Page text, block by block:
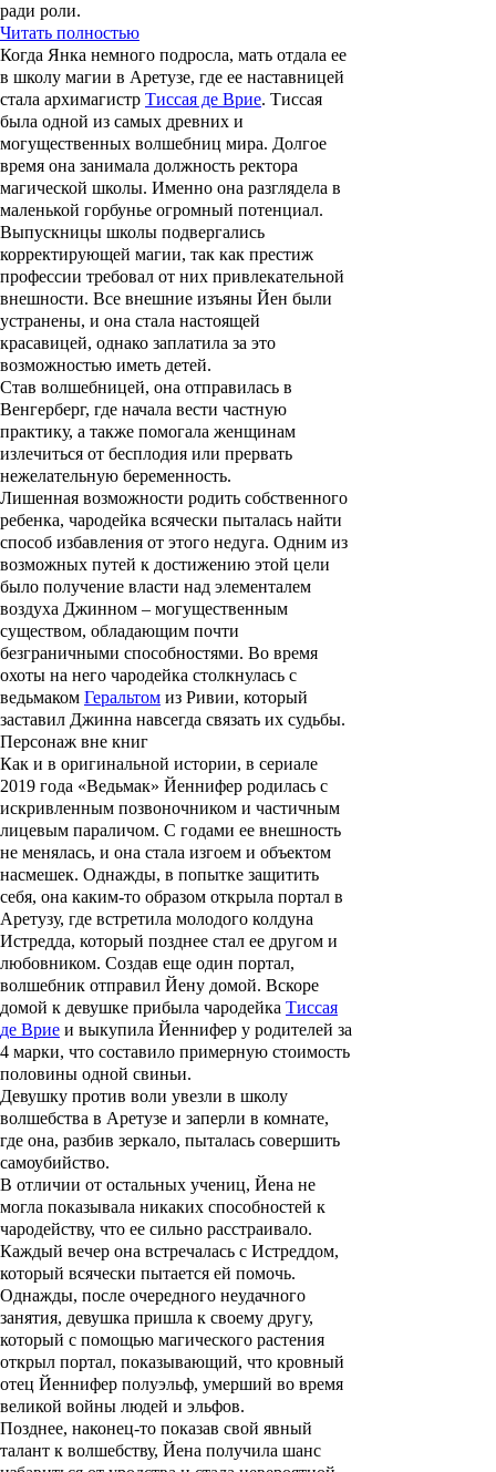
ради роли.
Читать полностью
Когда Янка немного подросла, мать отдала ее
в школу магии в Аретузе, где ее наставницей
стала архимагистр Тиссая де Врие. Тиссая
была одной из самых древних и
могущественных волшебниц мира. Долгое
время она занимала должность ректора
магической школы. Именно она разглядела в
маленькой горбунье огромный потенциал.
Выпускницы школы подвергались
корректирующей магии, так как престиж
профессии требовал от них привлекательной
внешности. Все внешние изъяны Йен были
устранены, и она стала настоящей
красавицей, однако заплатила за это
возможностью иметь детей.
Став волшебницей, она отправилась в
Венгерберг, где начала вести частную
практику, а также помогала женщинам
излечиться от бесплодия или прервать
нежелательную беременность.
Лишенная возможности родить собственного
ребенка, чародейка всячески пыталась найти
способ избавления от этого недуга. Одним из
возможных путей к достижению этой цели
было получение власти над элементалем
воздуха Джинном – могущественным
существом, обладающим почти
безграничными способностями. Во время
охоты на него чародейка столкнулась с
ведьмаком Геральтом из Ривии, который
заставил Джинна навсегда связать их судьбы.
Персонаж вне книг
Как и в оригинальной истории, в сериале
2019 года «Ведьмак» Йеннифер родилась с
искривленным позвоночником и частичным
лицевым параличом. С годами ее внешность
не менялась, и она стала изгоем и объектом
насмешек. Однажды, в попытке защитить
себя, она каким-то образом открыла портал в
Аретузу, где встретила молодого колдуна
Истредда, который позднее стал ее другом и
любовником. Создав еще один портал,
волшебник отправил Йену домой. Вскоре
домой к девушке прибыла чародейка Тиссая
де Врие и выкупила Йеннифер у родителей за
4 марки, что составило примерную стоимость
половины одной свиньи.
Девушку против воли увезли в школу
волшебства в Аретузе и заперли в комнате,
где она, разбив зеркало, пыталась совершить
самоубийство.
В отличии от остальных учениц, Йена не
могла показывала никаких способностей к
чародейству, что ее сильно расстраивало.
Каждый вечер она встречалась с Истреддом,
который всячески пытается ей помочь.
Однажды, после очередного неудачного
занятия, девушка пришла к своему другу,
который с помощью магического растения
открыл портал, показывающий, что кровный
отец Йеннифер полуэльф, умерший во время
великой войны людей и эльфов.
Позднее, наконец-то показав свой явный
талант к волшебству, Йена получила шанс